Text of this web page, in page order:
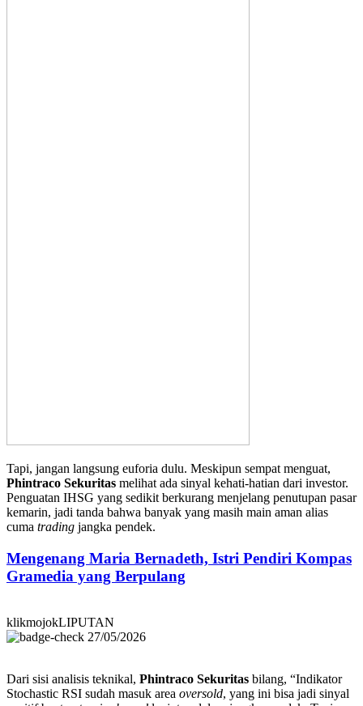
Tapi, jangan langsung euforia dulu. Meskipun sempat menguat,
Phintraco Sekuritas melihat ada sinyal kehati-hatian dari investor.
Penguatan IHSG yang sedikit berkurang menjelang penutupan pasar
kemarin, jadi tanda bahwa banyak yang masih main aman alias
cuma trading jangka pendek.
Mengenang Maria Bernadeth, Istri Pendiri Kompas
Gramedia yang Berpulang
klikmojokLIPUTAN
27/05/2026
Dari sisi analisis teknikal, Phintraco Sekuritas bilang, “Indikator
Stochastic RSI sudah masuk area oversold, yang ini bisa jadi sinyal